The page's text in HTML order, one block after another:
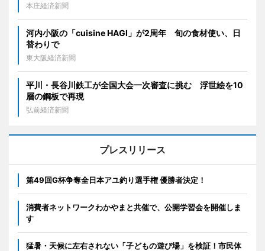
本庄経済新聞
河内小阪の「cuisine HAGI」が2周年 旬の食材使い、日
替わりで
東大阪経済新聞
平川・長谷川鉄工が全国大会一次審査に挑む 浮世絵を10
層の鋼板で再現
弘前経済新聞
プレスリリース
第49回G杯争奪全日本アユ釣り選手権 優勝者決定！
消費者ネットワークわかやまと共催で、公開学習会を開催しま
す
猛暑・天候に左右されない「子どもの遊び場」を検証！市民体